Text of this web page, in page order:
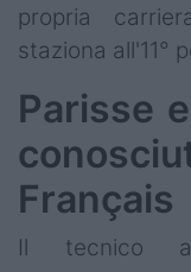
propria
staziona all'11°
Parisse
Français
Il tecnico